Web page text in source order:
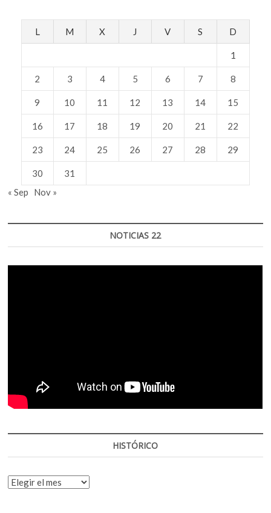
L M X J V S D
1
2 3 4 5 6 7 8
9 10 11 12 13 14 15
16 17 18 19 20 21 22
23 24 25 26 27 28 29
30
31
« Sep
Nov »
NOTICIAS 22
HISTÓRICO
HISTÓRICO